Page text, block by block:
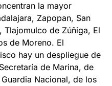
la mayor
Zapopan, San
Tlajomulco de Zúñiga, El
de Moreno. El
hay un despliegue de
de Marina, de
Nacional, de los